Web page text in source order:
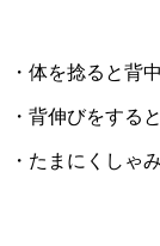
・体を捻ると背
・背伸びをする
・たまにくしゃ